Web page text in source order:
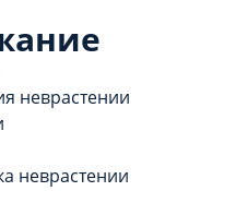
неврастении
неврастении